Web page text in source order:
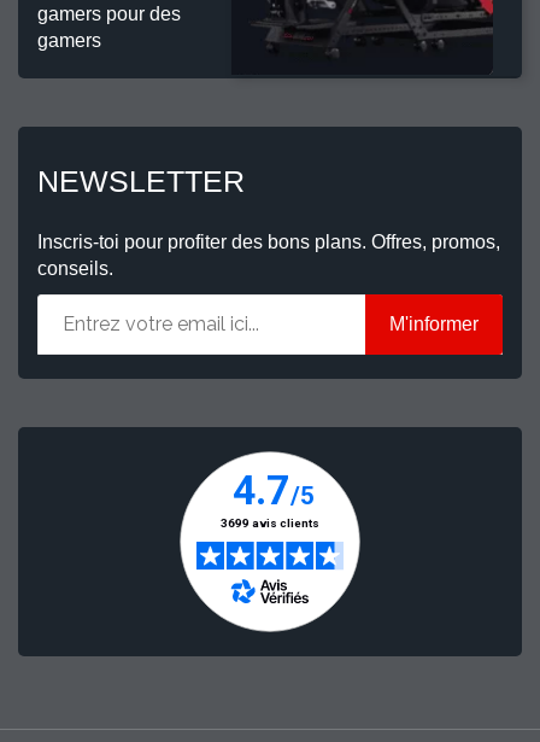
gamers pour des
gamers
NEWSLETTER
Inscris-toi pour profiter des bons plans. Offres, promos,
conseils.
M'informer